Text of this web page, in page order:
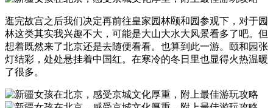
逛完故宫之后我们决定再前往皇家园林颐和园参观下，对于园
林这类其实我兴趣不大，可能是大山大水大风景看多了吧。但
想着既然来了北京还是去随便看看。也算到此一游。颐和园张
灯结彩，处处悬挂着中国红。在寒冷的冬日里也显得火热温暖
了很多。